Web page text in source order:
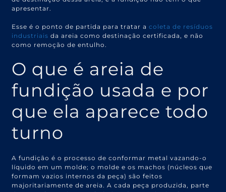
apresentar.
Esse é o ponto de partida para tratar acoleta de resíduos
industriais da areia como destinação certificada, e não
como remoção de entulho.
O que é areia de
fundição usada e por
que ela aparece todo
turno
A fundição é o processo de conformar metal vazando-o
líquido em um molde; o molde e os machos (núcleos que
formam vazios internos da peça) são feitos
majoritariamente de areia. A cada peça produzida, parte